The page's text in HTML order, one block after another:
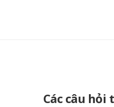
Các câu